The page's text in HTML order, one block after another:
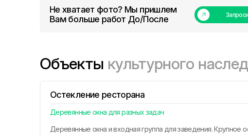
Не хватает фото? Мы пришлем
Вам больше работ До/После
Объекты культурного
Остекление ресторана
Деревянные окна для разных задач
Деревянные окна и входная группа для заведения. Крупное